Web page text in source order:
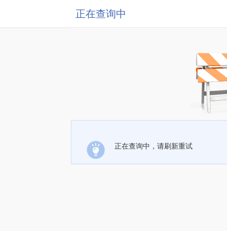
正在查询中
正在查询中，请刷新重试